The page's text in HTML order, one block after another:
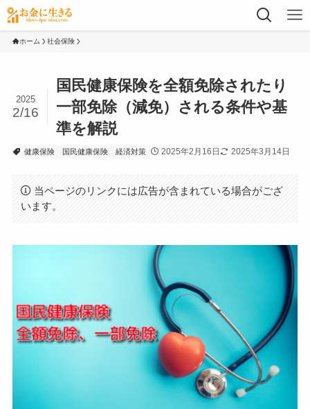
ホーム 社会保険
国民健康保険を全額免除されたり
一部免除（減免）される条件や基
準を解説
2025
2/16
健康保険 国民健康保険 経済対策 2025年2月16日 2025年3月14日
当ページのリンクには広告が含まれている場合がござ
います。